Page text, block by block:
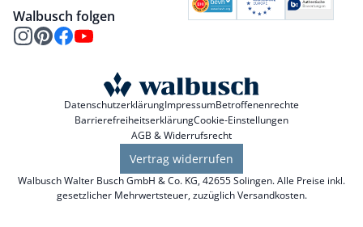
Walbusch folgen
DatenschutzerklärungImpressumBetroffenenrechte
BarrierefreiheitserklärungCookie-Einstellungen
AGB & Widerrufsrecht
Vertrag widerrufen
Walbusch Walter Busch GmbH & Co. KG, 42655 Solingen. Alle Preise inkl.
gesetzlicher Mehrwertsteuer, zuzüglichVersandkosten.